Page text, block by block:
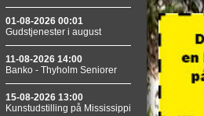
01-08-2026 00:01
Gudstjenester i august
11-08-2026 14:00
Banko - Thyholm Seniorer
15-08-2026 13:00
Kunstudstilling på Mississippi